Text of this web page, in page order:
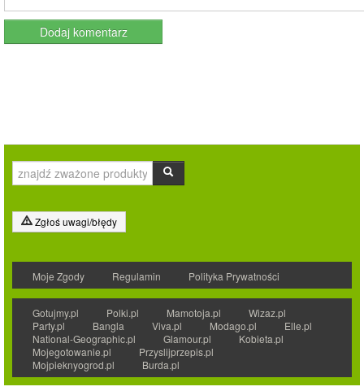
Zgłoś uwagi/błędy
Moje Zgody Regulamin Polityka Prywatności
Gotujmy.pl Polki.pl Mamotoja.pl
Wizaz.pl
Party.pl
Bangla Viva.pl Modago.pl
Elle.pl
National-Geographic.pl
Glamour.pl
Kobieta.pl
Mojegotowanie.pl
Przyslijprzepis.pl
Mojpieknyogrod.pl
Burda.pl